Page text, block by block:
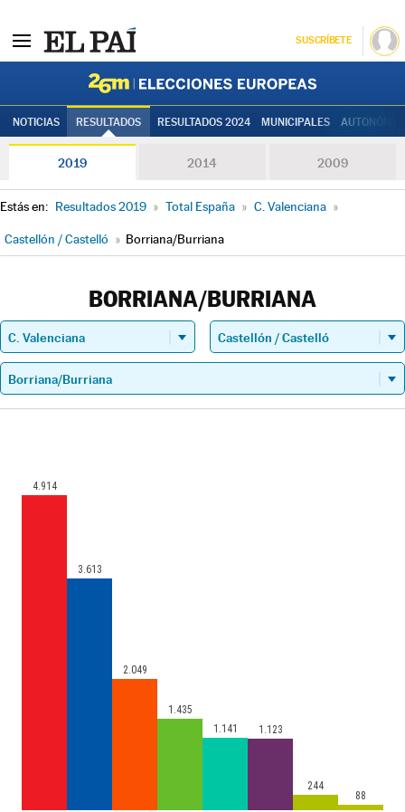
SUSCRÍBETE
NOTICIAS RESULTADOS RESULTADOS 2024 MUNICIPALES
2019 2014 2009
Estás en: Resultados 2019 » Total España » C. Valenciana »
Castellón / Castelló » Borriana/Burriana
BORRIANA/BURRIANA
4.914
3.613
2.049
1.435
1.141
1.123
244
88